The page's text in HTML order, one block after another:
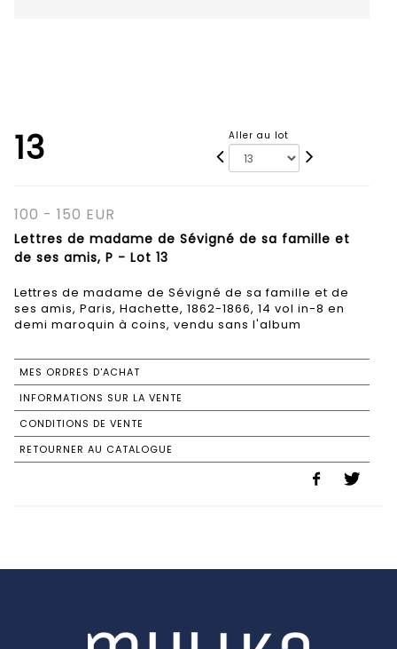
13 Aller au lot
100 - 150 EUR
Lettres de madame de Sévigné de sa famille et
de ses amis, P - Lot 13
Lettres de madame de Sévigné de sa famille et de
ses amis, Paris, Hachette, 1862-1866, 14 vol in-8 en
demi maroquin à coins, vendu sans l'album
MES ORDRES D'ACHAT
INFORMATIONS SUR LA VENTE
CONDITIONS DE VENTE
RETOURNER AU CATALOGUE